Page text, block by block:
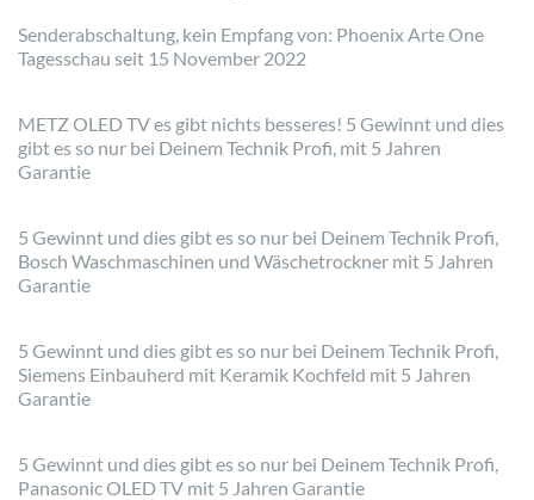
Senderabschaltung, kein Empfang von: Phoenix Arte One
Tagesschau seit 15 November 2022
METZ OLED TV es gibt nichts besseres! 5 Gewinnt und dies
gibt es so nur bei Deinem Technik Profi, mit 5 Jahren
Garantie
5 Gewinnt und dies gibt es so nur bei Deinem Technik Profi,
Bosch Waschmaschinen und Wäschetrockner mit 5 Jahren
Garantie
5 Gewinnt und dies gibt es so nur bei Deinem Technik Profi,
Siemens Einbauherd mit Keramik Kochfeld mit 5 Jahren
Garantie
5 Gewinnt und dies gibt es so nur bei Deinem Technik Profi,
Panasonic OLED TV mit 5 Jahren Garantie